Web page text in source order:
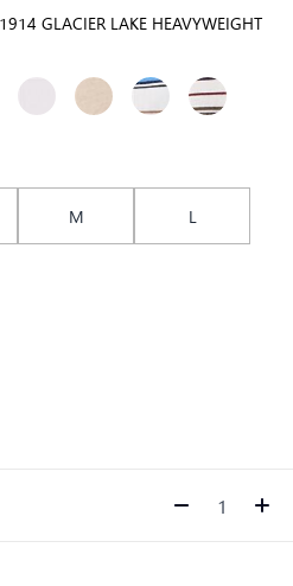
GLACIER LAKE HEAVYWEIGHT
M L
Ποσότητα